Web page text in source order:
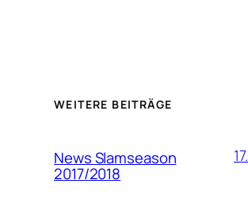
WEITERE BEITRÄGE
News Slamseason
2017/2018